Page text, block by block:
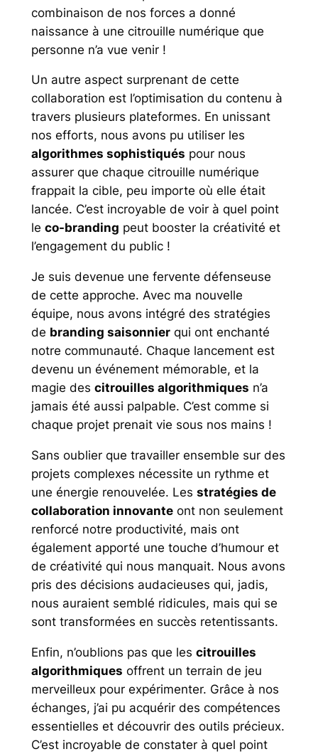
combinaison de nos forces a donné
naissance à une citrouille numérique que
personne n’a vue venir !
Un autre aspect surprenant de cette
collaboration est l’optimisation du contenu à
travers plusieurs plateformes. En unissant
nos efforts, nous avons pu utiliser les
algorithmes sophistiqués pour nous
assurer que chaque citrouille numérique
frappait la cible, peu importe où elle était
lancée. C’est incroyable de voir à quel point
le co-branding peut booster la créativité et
l’engagement du public !
Je suis devenue une fervente défenseuse
de cette approche. Avec ma nouvelle
équipe, nous avons intégré des stratégies
de branding saisonnierqui ont enchanté
notre communauté. Chaque lancement est
devenu un événement mémorable, et la
magie des citrouilles algorithmiques n’a
jamais été aussi palpable. C’est comme si
chaque projet prenait vie sous nos mains !
Sans oublier que travailler ensemble sur des
projets complexes nécessite un rythme et
une énergie renouvelée. Les stratégies de
collaboration innovanteont non seulement
renforcé notre productivité, mais ont
également apporté une touche d’humour et
de créativité qui nous manquait. Nous avons
pris des décisions audacieuses qui, jadis,
nous auraient semblé ridicules, mais qui se
sont transformées en succès retentissants.
Enfin, n’oublions pas que les citrouilles
algorithmiques offrent un terrain de jeu
merveilleux pour expérimenter. Grâce à nos
échanges, j’ai pu acquérir des compétences
essentielles et découvrir des outils précieux.
C’est incroyable de constater à quel point